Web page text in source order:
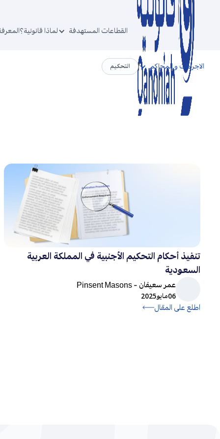
لماذا قانونية؟ القطاعات المستهدفة
الاجراءات و المحاكم التحكيم
تنفيذ أحكام التحكيم الأجنبية في المملكة العربية
السعودية
عمر سعيفان - Pinsent Masons
2025مايو06
اطلع على المقال